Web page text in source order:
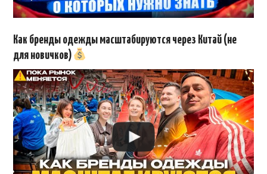
Как бренды одежды масштабируются через Китай (не
для новичков)